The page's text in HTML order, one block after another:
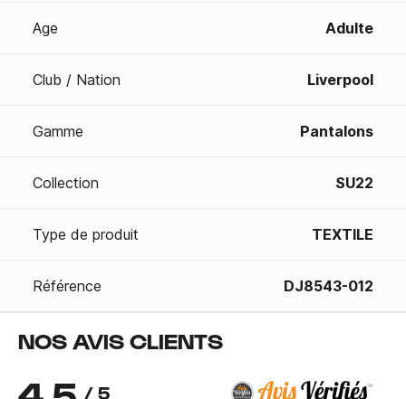
Age Adulte
Club / Nation Liverpool
Gamme Pantalons
Collection SU22
Type de produit TEXTILE
Référence DJ8543-012
NOS AVIS CLIENTS
/ 5